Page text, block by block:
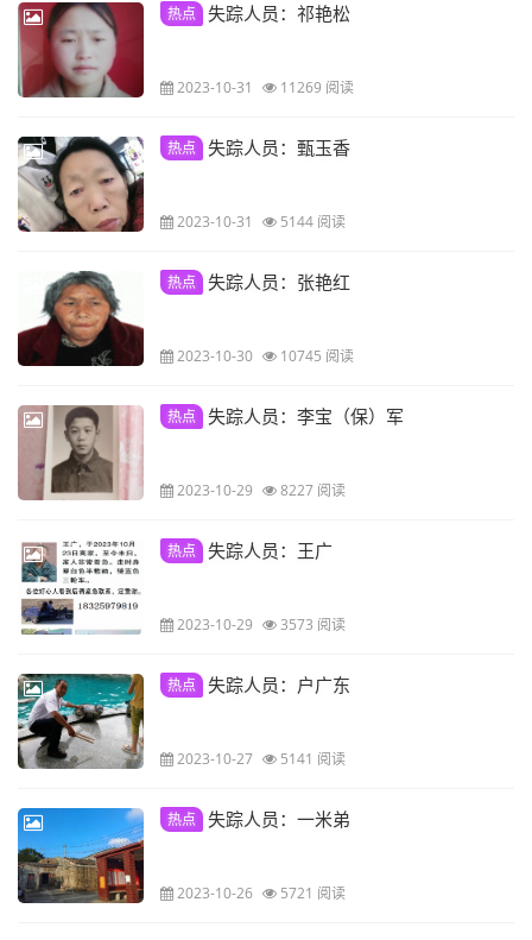
热点 失踪人员：祁艳松
2023-10-31 11269 阅读
热点 失踪人员：甄玉香
2023-10-31 5144 阅读
热点 失踪人员：张艳红
2023-10-30 10745 阅读
热点 失踪人员：李宝（保）军
2023-10-29 8227 阅读
热点 失踪人员：王广
2023-10-29 3573 阅读
热点 失踪人员：户广东
2023-10-27 5141 阅读
热点 失踪人员：一米弟
2023-10-26 5721 阅读